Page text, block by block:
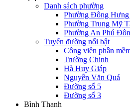
Danh sách phường
Phường Đông Hưng
Phường Trung Mỹ
Phường An Phú
Tuyến đường nổi bật
Công viên phần
Trường Chinh
Hà Huy Giáp
Nguyễn Văn Quá
Đường số 5
Đường số 3
Bình Thạnh